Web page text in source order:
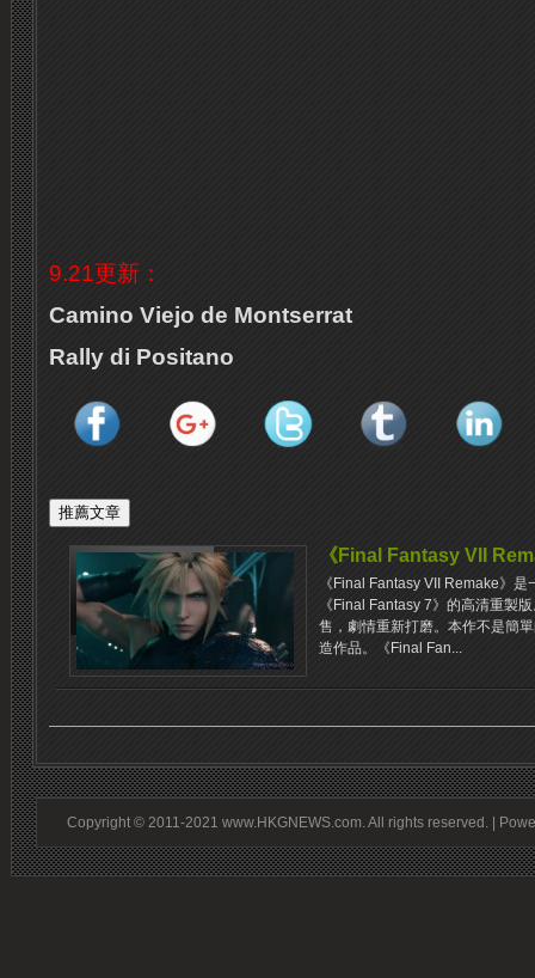
9.21更新：
Camino Viejo de Montserrat
Rally di Positano
《Final Fantasy VII
《Final Fantasy VII Remake》
《Final Fantasy 7》的高清重製
售，劇情重新打磨。本作不是簡
造作品。《Final Fan...
Copyright © 2011-2021 www.HKGNEWS.com. All rights reserved. |